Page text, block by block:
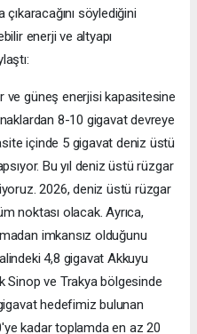
söylediğini
enerji ve altyapı
ve güneş enerjisi kapasitesine
8-10 gigavat devreye
içinde 5 gigavat deniz üstü
Bu yıl deniz üstü rüzgar
2026, deniz üstü rüzgar
noktası olacak. Ayrıca,
imkansız olduğunu
4,8 gigavat Akkuyu
Sinop ve Trakya bölgesinde
hedefimiz bulunan
kadar toplamda en az 20